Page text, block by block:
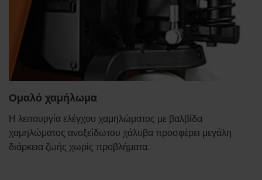
Ομαλό χαμήλωμα
Η λειτουργία ελέγχου χαμηλώματος με βαλβίδα
χαμηλώματος ανοξείδωτου χάλυβα προσφέρει μεγάλη
διάρκεια ζωής χωρίς προβλήματα.